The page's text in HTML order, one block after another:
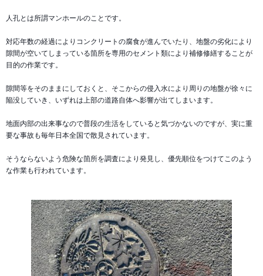
人孔とは所謂マンホールのことです。
対応年数の経過によりコンクリートの腐食が進んでいたり、地盤の劣化により
隙間が空いてしまっている箇所を専用のセメント類により補修修繕することが
目的の作業です。
隙間等をそのままにしておくと、そこからの侵入水により周りの地盤が徐々に
陥没していき、いずれは上部の道路自体へ影響が出てしまいます。
地面内部の出来事なので普段の生活をしていると気づかないのですが、実に重
要な事故も毎年日本全国で散見されています。
そうならないよう危険な箇所を調査により発見し、優先順位をつけてこのよう
な作業も行われています。